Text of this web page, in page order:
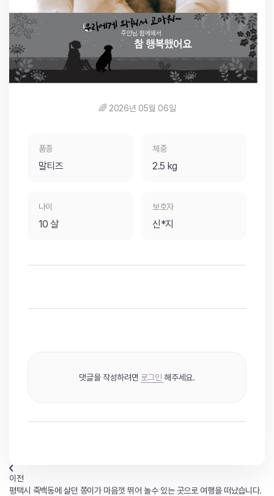
🌈 2026년 05월 06일
품종
말티즈
체중
2.5 kg
나이
10 살
보호자
신*지
댓글을 작성하려면 로그인 해주세요.
이전
평택시 죽백동에 살던 쫑이가 마음껏 뛰어 놀수 있는 곳으로 여행을 떠났습니다.